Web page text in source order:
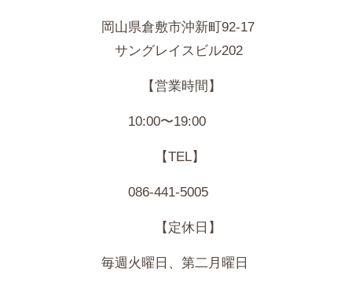
岡山県倉敷市沖新町92-17
サングレイスビル202
【営業時間】
10:00〜19:00
【TEL】
086-441-5005
【定休日】
毎週火曜日、第二月曜日